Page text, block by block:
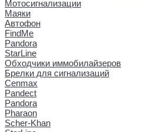
Мотосигнализации
Маяки
Автофон
FindMe
Pandora
StarLine
Обходчики иммобилайзеров
Брелки для сигнализаций
Cenmax
Pandect
Pandora
Pharaon
Scher-Khan